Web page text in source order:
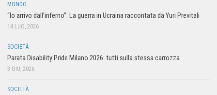
MONDO
“Io arrivo dall’inferno”. La guerra in Ucraina raccontata da Yuri Previtali
14 LUG, 2026
SOCIETÀ
Parata Disability Pride Milano 2026: tutti sulla stessa carrozza
3 GIU, 2026
SOCIETÀ